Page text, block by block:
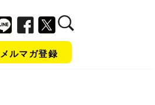
メルマガ登録